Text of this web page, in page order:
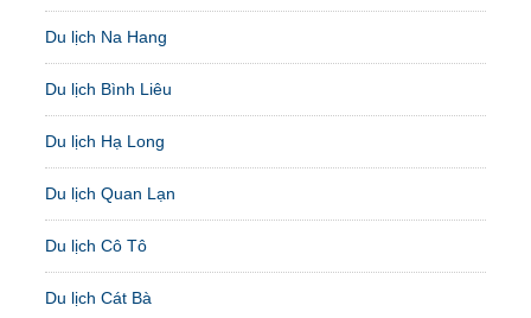
Du lịch Na Hang
Du lịch Bình Liêu
Du lịch Hạ Long
Du lịch Quan Lạn
Du lịch Cô Tô
Du lịch Cát Bà